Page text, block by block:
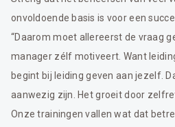
onvoldoende basis is voor een
“Daarom moet allereerst de vraag
manager zélf motiveert. Want
begint bij leiding geven aan jezelf.
aanwezig zijn. Het groeit door
Onze trainingen vallen wat dat